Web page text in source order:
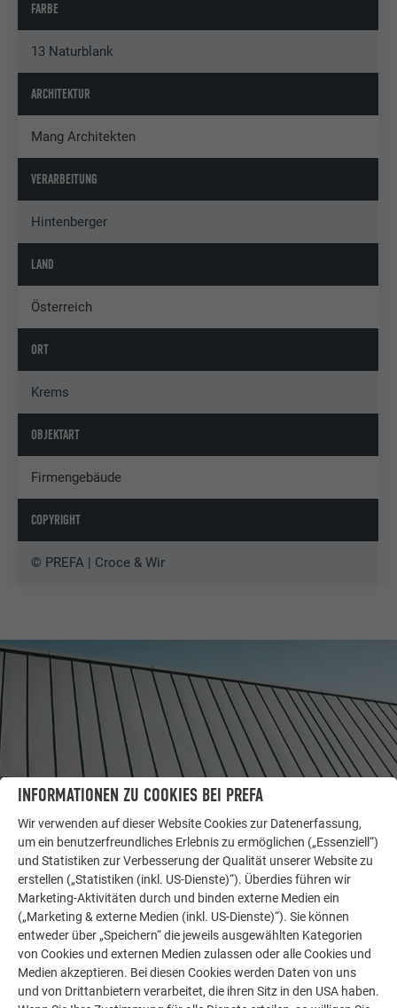
FARBE
13 Naturblank
ARCHITEKTUR
Mang Architekten
VERARBEITUNG
Hintenberger
LAND
Österreich
ORT
Krems
OBJEKTART
Firmengebäude
COPYRIGHT
© PREFA | Croce & Wir
LASSEN SIE SICH INSPIRIEREN
WEITERE OBJEKTE
Die PREFA Referenzgalerie zeigt, wie vielseitig
Aluminium eingesetzt werden kann. Entdecken Sie
weitere beeindruckende Projekte mit den langlebigen
PREFA Aluminiumlösungen für Dach, Solar und
INFORMATIONEN ZU COOKIES BEI PREFA
Wir verwenden auf dieser Website Cookies zur Datenerfassung,
um ein benutzerfreundliches Erlebnis zu ermöglichen („Essenziell“)
und Statistiken zur Verbesserung der Qualität unserer Website zu
erstellen („Statistiken (inkl. US-Dienste)“). Überdies führen wir
Marketing-Aktivitäten durch und binden externe Medien ein
(„Marketing & externe Medien (inkl. US-Dienste)“). Sie können
entweder über „Speichern“ die jeweils ausgewählten Kategorien
von Cookies und externen Medien zulassen oder alle Cookies und
Medien akzeptieren. Bei diesen Cookies werden Daten von uns
und von Drittanbietern verarbeitet, die ihren Sitz in den USA haben.